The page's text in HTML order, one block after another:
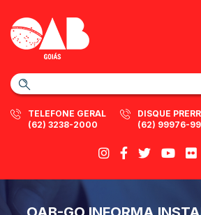
TELEFONE GERAL
(62) 3238-2000
DISQUE
(62) 99976-